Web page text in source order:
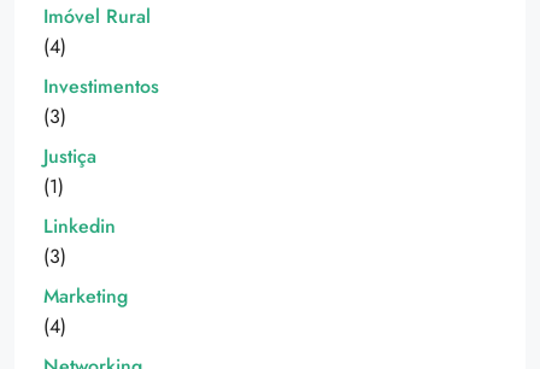
Imóvel Rural
(4)
Investimentos
(3)
Justiça
(1)
Linkedin
(3)
Marketing
(4)